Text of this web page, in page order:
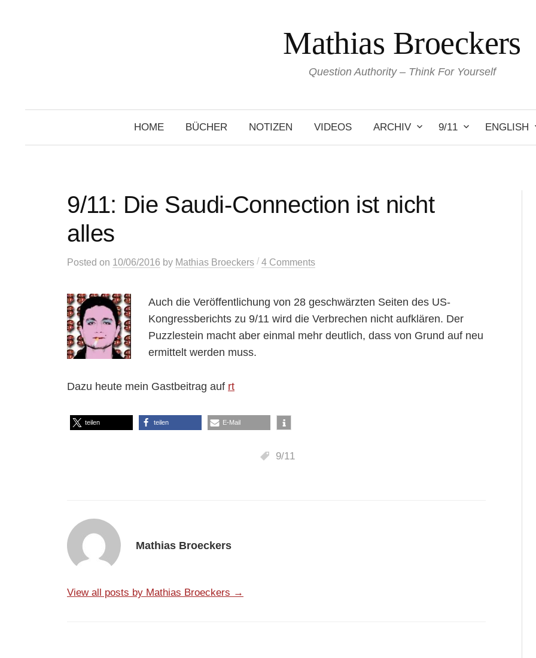
Mathias Broeckers
Question Authority – Think For Yourself
HOME BÜCHER NOTIZEN VIDEOS ARCHIV 9/11 ENGLISH
9/11: Die Saudi-Connection ist nicht
alles
Posted on 10/06/2016 by Mathias Broeckers / 4 Comments
Auch die Veröffentlichung von 28 geschwärzten Seiten des US-
Kongressberichts zu 9/11 wird die Verbrechen nicht aufklären. Der
Puzzlestein macht aber einmal mehr deutlich, dass von Grund auf neu
ermittelt werden muss.
Dazu heute mein Gastbeitrag auf rt
teilen teilen E-Mail
9/11
Mathias Broeckers
View all posts by Mathias Broeckers →